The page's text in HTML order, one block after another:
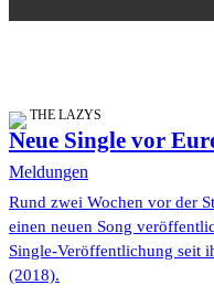
THE LAZYS
Neue Single vor
Meldungen
Rund zwei Wochen vor der
einen neuen Song
Single-Veröffentlichung seit
(2018).